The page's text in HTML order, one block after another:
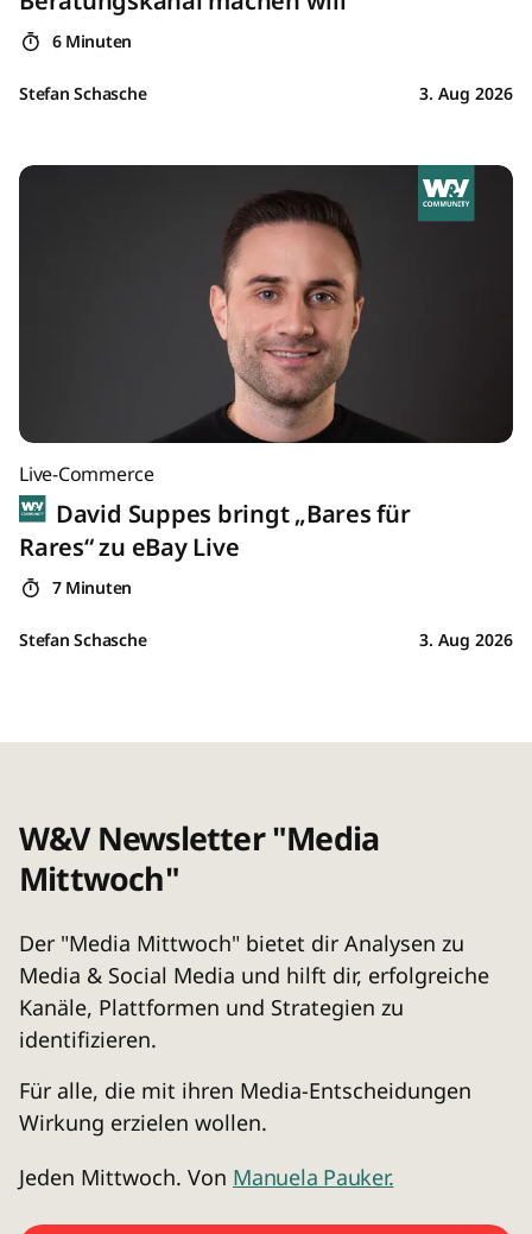
6 Minuten
Stefan Schasche 3. Aug 2026
Live-Commerce
David Suppes bringt „Bares für
Rares“ zu eBay Live
7 Minuten
Stefan Schasche 3. Aug 2026
W&V Newsletter "Media
Mittwoch"
Der "Media Mittwoch" bietet dir Analysen zu
Media & Social Media und hilft dir, erfolgreiche
Kanäle, Plattformen und Strategien zu
identifizieren.
Für alle, die mit ihren Media-Entscheidungen
Wirkung erzielen wollen.
Jeden Mittwoch. Von Manuela Pauker.